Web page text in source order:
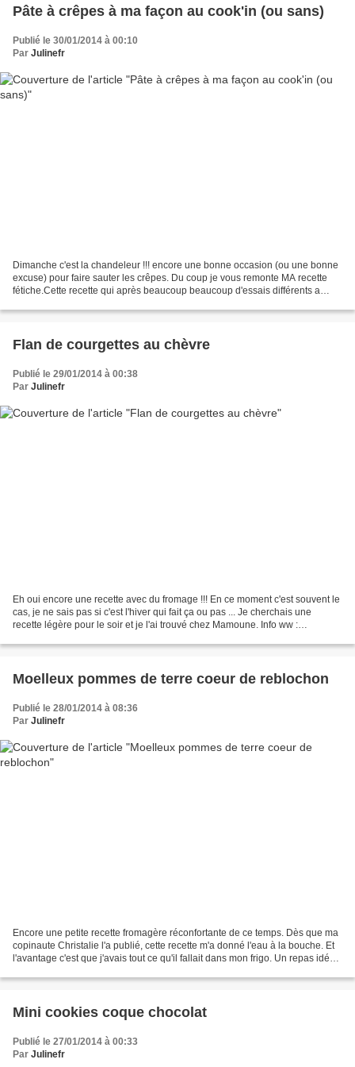
Pâte à crêpes à ma façon au cook'in (ou sans)
Publié le 30/01/2014 à 00:10
Par Julinefr
Dimanche c'est la chandeleur !!! encore une bonne occasion (ou une bonne
excuse) pour faire sauter les crêpes. Du coup je vous remonte MA recette
fétiche.Cette recette qui après beaucoup beaucoup d'essais différents a
Flan de courgettes au chèvre
Publié le 29/01/2014 à 00:38
Par Julinefr
Eh oui encore une recette avec du fromage !!! En ce moment c'est souvent le
cas, je ne sais pas si c'est l'hiver qui fait ça ou pas ... Je cherchais une
recette légère pour le soir et je l'ai trouvé chez Mamoune. Info ww :
Moelleux pommes de terre coeur de reblochon
Publié le 28/01/2014 à 08:36
Par Julinefr
Encore une petite recette fromagère réconfortante de ce temps. Dès que ma
copinaute Christalie l'a publié, cette recette m'a donné l'eau à la bouche. Et
l'avantage c'est que j'avais tout ce qu'il fallait dans mon frigo. Un repas idéal
Mini cookies coque chocolat
Publié le 27/01/2014 à 00:33
Par Julinefr